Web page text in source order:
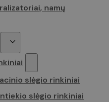
namų
slėgio rinkiniai
slėgio rinkiniai